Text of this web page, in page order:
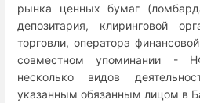
рынка ценных бумаг
депозитария, клиринговой
торговли, оператора
совместном упоминании -
несколько видов
указанным обязанным лицом в